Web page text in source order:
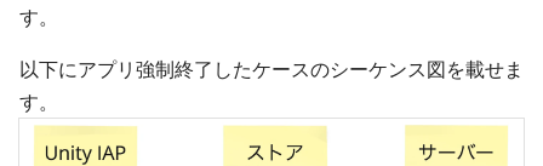
す。
以下にアプリ強制終了したケースのシーケンス図を載せま
す。